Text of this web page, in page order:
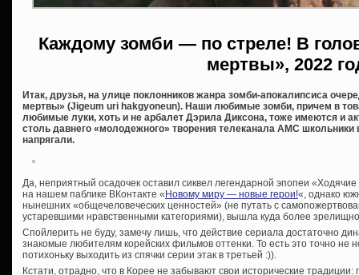
Каждому зомби — по стреле! В
мертвы», 2022
Итак, друзья, на улице поклонников жанра зомби-апокалипсиса
мертвы» (Jigeum uri hakgyoneun). Наши любимые зомби, причем в
любимые луки, хоть и не арбалет Дэрила Диксона, тоже имеются и
столь давнего «молодежного» творения телеканала AMC
напрягали.
Да, неприятный осадочек оставил сиквел легендарной эпопеи
на нашем паблике ВКонтакте «Новому миру — новые герои!«, однако
нынешних «общечеловеческих ценностей» (не путать с
устаревшими нравственными категориями), вышла куда более
Спойлерить не буду, замечу лишь, что действие сериала достаточно
знакомые любителям корейских фильмов оттенки. То есть это точно не
потихоньку выходить из спячки серии этак в третьей :)).
Кстати, отрадно, что в Корее не забывают свои исторические